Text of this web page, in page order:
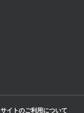
サイトのご利用について